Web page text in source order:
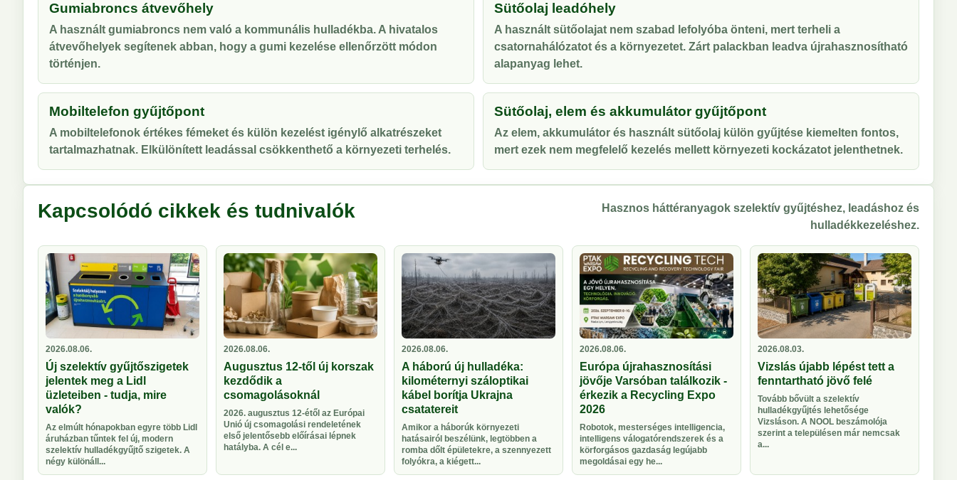
Gumiabroncs átvevőhely
A használt gumiabroncs nem való a kommunális hulladékba. A hivatalos
átvevőhelyek segítenek abban, hogy a gumi kezelése ellenőrzött módon
történjen.
Sütőolaj leadóhely
A használt sütőolajat nem szabad lefolyóba önteni, mert terheli a
csatornahálózatot és a környezetet. Zárt palackban leadva újrahasznosítható
alapanyag lehet.
Mobiltelefon gyűjtőpont
A mobiltelefonok értékes fémeket és külön kezelést igénylő alkatrészeket
tartalmazhatnak. Elkülönített leadással csökkenthető a környezeti terhelés.
Sütőolaj, elem és akkumulátor gyűjtőpont
Az elem, akkumulátor és használt sütőolaj külön gyűjtése kiemelten fontos,
mert ezek nem megfelelő kezelés mellett környezeti kockázatot jelenthetnek.
Kapcsolódó cikkek és tudnivalók
Hasznos háttéranyagok szelektív gyűjtéshez, leadáshoz és
hulladékkezeléshez.
2026.08.06.
Új szelektív gyűjtőszigetek
jelentek meg a Lidl
üzleteiben - tudja, mire
valók?
Az elmúlt hónapokban egyre több Lidl
áruházban tűntek fel új, modern
szelektív hulladékgyűjtő szigetek. A
négy különáll...
2026.08.06.
Augusztus 12-től új korszak
kezdődik a
csomagolásoknál
2026. augusztus 12-étől az Európai
Unió új csomagolási rendeletének
első jelentősebb előírásai lépnek
hatályba. A cél e...
2026.08.06.
A háború új hulladéka:
kilométernyi száloptikai
kábel borítja Ukrajna
csatatereit
Amikor a háborúk környezeti
hatásairól beszélünk, legtöbben a
romba dőlt épületekre, a szennyezett
folyókra, a kiégett...
2026.08.06.
Európa újrahasznosítási
jövője Varsóban találkozik -
érkezik a Recycling Expo
2026
Robotok, mesterséges intelligencia,
intelligens válogatórendszerek és a
körforgásos gazdaság legújabb
megoldásai egy he...
2026.08.03.
Vizslás újabb lépést tett a
fenntartható jövő felé
Tovább bővült a szelektív
hulladékgyűjtés lehetősége
Vizsláson. A NOOL beszámolója
szerint a településen már nemcsak
a...